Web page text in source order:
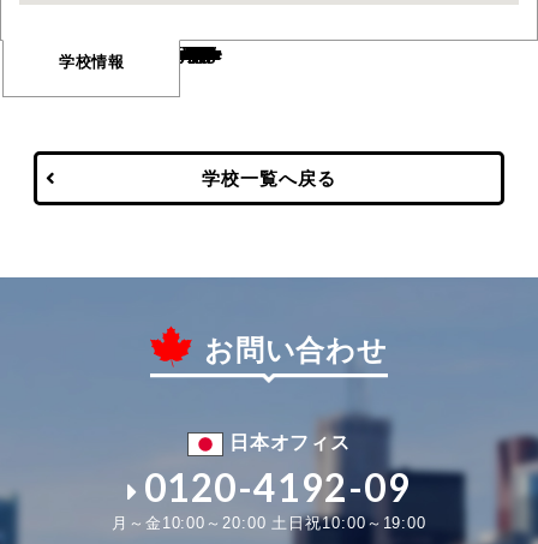
学校情報 Warning/var/www/html/wp-content/themes/vancouver/single-school.php673Warning/var/www/html/wp-content/themes/vancouver/single-school.php676
学校一覧へ戻る
お問い合わせ
日本オフィス
0120-4192-09
月～金10:00～20:00 土日祝10:00～19:00